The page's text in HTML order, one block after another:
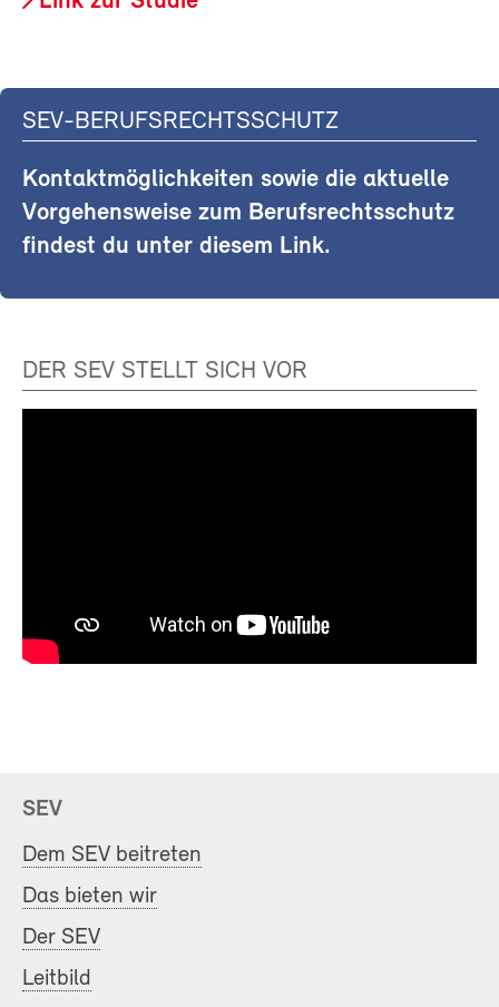
SEV-BERUFSRECHTSSCHUTZ
Kontaktmöglichkeiten sowie die aktuelle
Vorgehensweise zum Berufsrechtsschutz
findest du unter diesem Link.
DER SEV STELLT SICH VOR
SEV
Dem SEV beitreten
Das bieten wir
Der SEV
Leitbild